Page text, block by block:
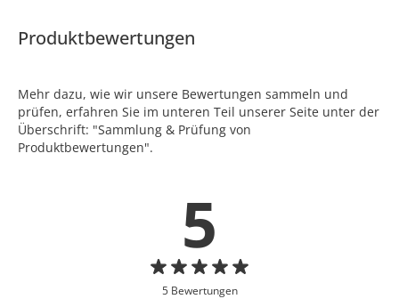
Produktbewertungen
Mehr dazu, wie wir unsere Bewertungen sammeln und
prüfen, erfahren Sie im unteren Teil unserer Seite unter der
Überschrift: "Sammlung & Prüfung von
Produktbewertungen".
5
5 Bewertungen